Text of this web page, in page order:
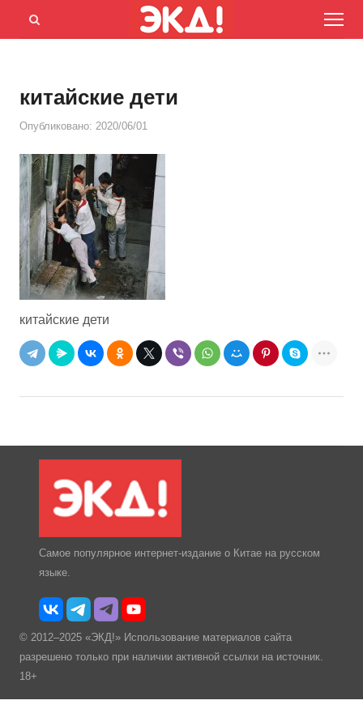
Menu
Открыть
китайские дети
Опубликовано: 2020/06/01
китайские дети
Самое популярное интернет-издание о Китае на русском
языке.
© 2012–2025 «ЭКД!» Использование материалов сайта
разрешено только при наличии активной ссылки на источник.
18+